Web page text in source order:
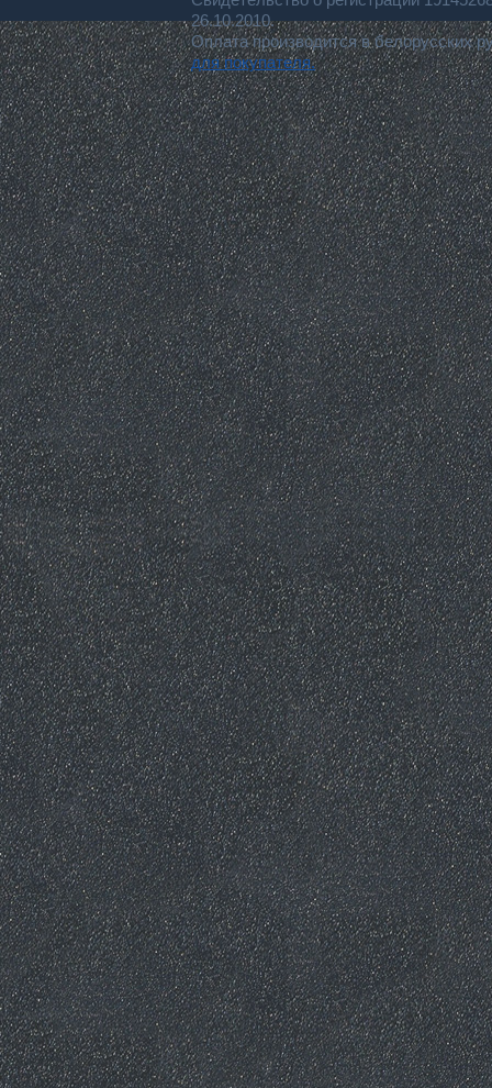
26.10.2010.
Оплата производится в белорусских
для покупателя.